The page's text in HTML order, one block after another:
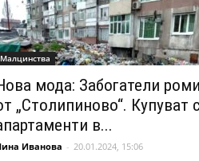
Малцинства
мода: Забогатели
„Столипиново“. Купуват
в...
Иванова - 20.01.2024, 15:06